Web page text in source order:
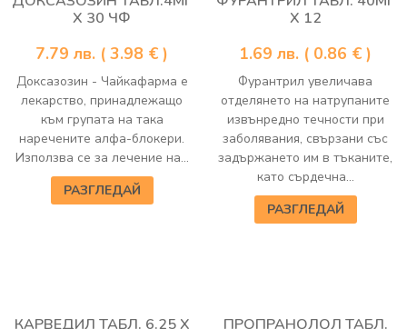
Х 30 ЧФ
7.79 лв. ( 3.98 € )
Доксазозин - Чайкафарма е
лекарство, принадлежащо
към групата на така
наречените алфа-блокери.
Използва се за лечение на...
РАЗГЛЕДАЙ
Х 12
1.69 лв. ( 0.86 € )
Фурантрил увеличава
отделянето на натрупаните
извънредно течности при
заболявания, свързани със
задържането им в тъканите,
като сърдечна...
РАЗГЛЕДАЙ
КАРВЕДИЛ ТАБЛ. 6.25 Х
ПРОПРАНОЛОЛ ТАБЛ.